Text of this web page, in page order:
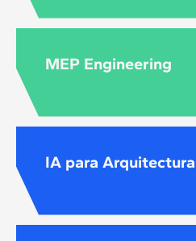
MEP Engineering
IA para